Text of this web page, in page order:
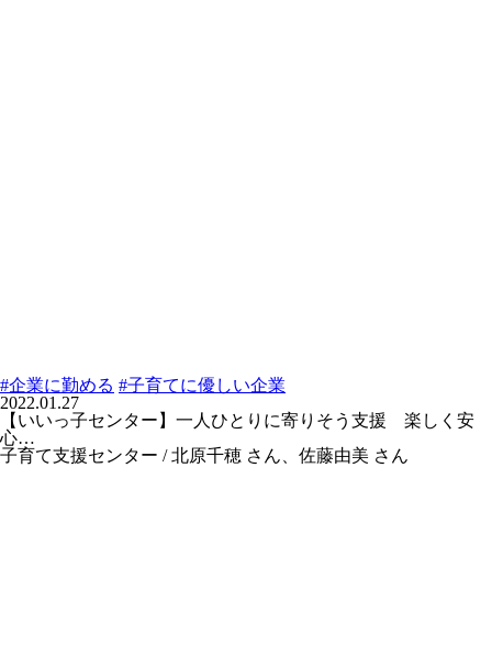
#企業に勤める #子育てに優しい企業
2022.01.27
【いいっ子センター】一人ひとりに寄りそう支援 楽しく安
心…
子育て支援センター / 北原千穂 さん、佐藤由美 さん